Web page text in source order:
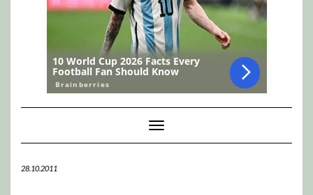
Toggle
Navigation
28.10.2011